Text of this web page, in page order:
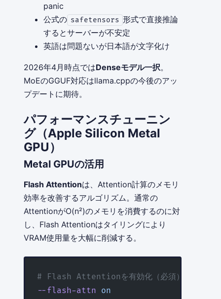
panic
公式の safetensors 形式で直接推論
するとサーバーが不安定
英語は問題ないが日本語が文字化け
2026年4月時点ではDenseモデル一択。
MoEのGGUF対応はllama.cppの今後のアッ
プデートに期待。
パフォーマンスチューニン
グ（Apple Silicon Metal
GPU）
Metal GPUの活用
Flash Attentionは、Attention計算のメモリ
効率を改善するアルゴリズム。通常の
AttentionがO(n²)のメモリを消費するのに対
し、Flash Attentionはタイリングにより
VRAM使用量を大幅に削減する。
# Flash Attentionを有効化（必須）
--flash-attn on